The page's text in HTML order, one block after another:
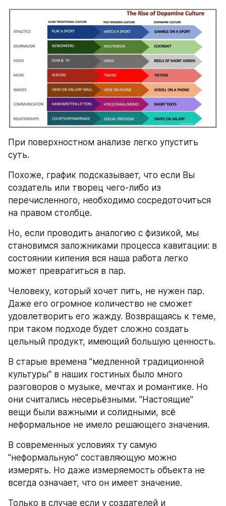
При поверхностном анализе легко упустить
суть.
Похоже, график подсказывает, что если Вы
создатель или творец чего-либо из
перечисленного, необходимо сосредоточиться
на правом столбце.
Но, если проводить аналогию с физикой, мы
становимся заложниками процесса кавитации: в
состоянии кипения вся наша работа легко
может превратиться в пар.
Человеку, который хочет пить, не нужен пар.
Даже его огромное количество не сможет
удовлетворить его жажду. Возвращаясь к теме,
при таком подходе будет сложно создать
цельный продукт, имеющий большую ценность.
В старые времена "медленной традиционной
культуры" в наших гостиных было много
разговоров о музыке, мечтах и романтике. Но
они считались несерьёзными. "Настоящие"
вещи были важными и солидными, всё
неформальное не имело решающего значения.
В современных условиях ту самую
"неформальную" составляющую можно
измерять. Но даже измеряемость объекта не
всегда означает, что он имеет значение.
Только в случае если у создателей и